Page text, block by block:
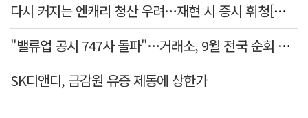
다시 커지는 엔캐리 청산 우려…재현 시 증시 휘청[매일뭐니머니]
"밸류업 공시 747사 돌파"…거래소, 9월 전국 순회 설명회 연다
SK디앤디, 금감원 유증 제동에 상한가